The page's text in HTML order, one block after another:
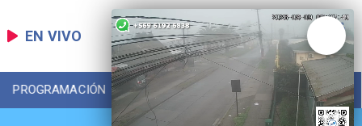
EN VIVO
PROGRAMACIÓN LOCAL DEPORTES